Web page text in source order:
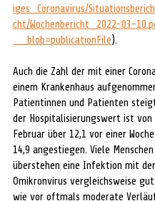
iges_Coronavirus/
cht/Wochenbericht_2022-03-
__blob=publicationFile).
Auch die Zahl der mit einer
einem Krankenhaus
Patientinnen und Patienten
der Hospitalisierungswert ist von
Februar über 12,1 vor einer
14,9 angestiegen. Viele
überstehen eine Infektion mit
Omikronvirus vergleichsweise
wie vor oftmals moderate